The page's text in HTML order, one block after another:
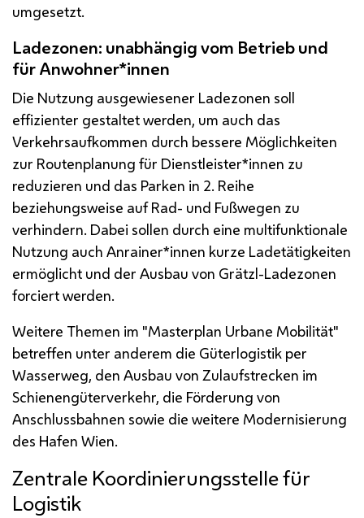
umgesetzt.
Ladezonen: unabhängig vom Betrieb und
für Anwohner*innen
Die Nutzung ausgewiesener Ladezonen soll
effizienter gestaltet werden, um auch das
Verkehrsaufkommen durch bessere Möglichkeiten
zur Routenplanung für Dienstleister*innen zu
reduzieren und das Parken in 2. Reihe
beziehungsweise auf Rad- und Fußwegen zu
verhindern. Dabei sollen durch eine multifunktionale
Nutzung auch Anrainer*innen kurze Ladetätigkeiten
ermöglicht und der Ausbau von Grätzl-Ladezonen
forciert werden.
Weitere Themen im "Masterplan Urbane Mobilität"
betreffen unter anderem die Güterlogistik per
Wasserweg, den Ausbau von Zulaufstrecken im
Schienengüterverkehr, die Förderung von
Anschlussbahnen sowie die weitere Modernisierung
des Hafen Wien.
Zentrale Koordinierungsstelle für
Logistik